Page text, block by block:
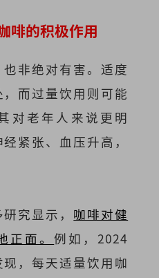
啡的积极作用
非绝对有害。适度
而过量饮用则可能
对老年人来说更明
紧张、血压升高，
究显示， 咖啡对健
正面。 例如，2024
，每天适量饮用咖